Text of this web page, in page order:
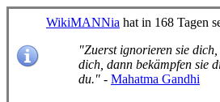
WikiMANNia hat in 168 Tagen
"Zuerst ignorieren sie
dich, dann bekämpfen sie
du." - Mahatma Gandhi